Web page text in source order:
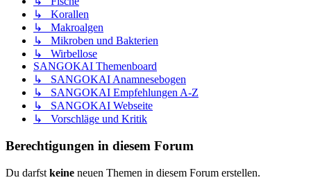
↳ Korallen
↳ Makroalgen
↳ Mikroben und Bakterien
↳ Wirbellose
SANGOKAI Themenboard
↳ SANGOKAI Anamnesebogen
↳ SANGOKAI Empfehlungen A-Z
↳ SANGOKAI Webseite
↳ Vorschläge und Kritik
Berechtigungen in diesem Forum
Du darfst keine neuen Themen in diesem Forum erstellen.